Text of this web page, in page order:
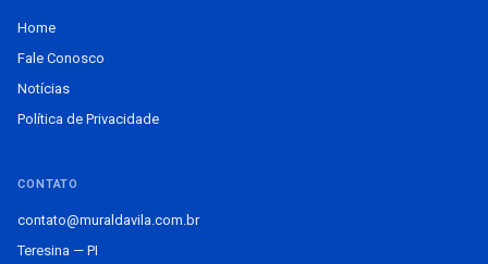
Home
Fale Conosco
Notícias
Política de Privacidade
CONTATO
contato@muraldavila.com.br
Teresina — PI